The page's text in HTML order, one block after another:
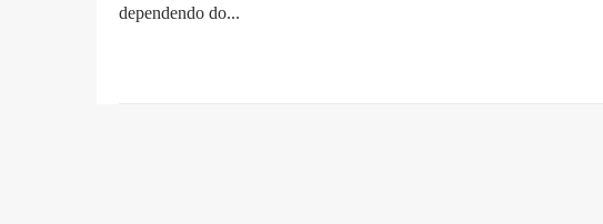
dependendo do...